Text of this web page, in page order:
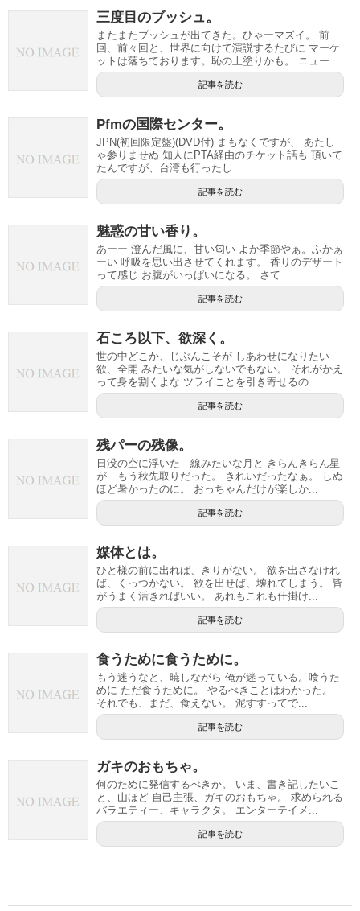
三度目のブッシュ。
またまたブッシュが出てきた。ひゃーマズイ。 前
回、前々回と、世界に向けて演説するたびに マーケ
ットは落ちております。恥の上塗りかも。 ニュー...
記事を読む
Pfmの国際センター。
JPN(初回限定盤)(DVD付) まもなくですが、 あたし
ゃ参りませぬ 知人にPTA経由のチケット話も 頂いて
たんですが、台湾も行ったし ...
記事を読む
魅惑の甘い香り。
あーー 澄んだ風に、甘い匂い よか季節やぁ。ふかぁ
ーい 呼吸を思い出させてくれます。 香りのデザート
って感じ お腹がいっぱいになる。 さて...
記事を読む
石ころ以下、欲深く。
世の中どこか、じぶんこそが しあわせになりたい
欲、全開 みたいな気がしないでもない。 それがかえ
って身を割くよな ツライことを引き寄せるの...
記事を読む
残パーの残像。
日没の空に浮いた 線みたいな月と きらんきらん星
が もう秋先取りだった。 きれいだったなぁ。 しぬ
ほど暑かったのに。 おっちゃんだけが楽しか...
記事を読む
媒体とは。
ひと様の前に出れば、きりがない。 欲を出さなけれ
ば、くっつかない。 欲を出せば、壊れてしまう。 皆
がうまく活きればいい。 あれもこれも仕掛け...
記事を読む
食うために食うために。
もう迷うなと、暁しながら 俺が迷っている。喰うた
めに ただ食うために。 やるべきことはわかった。
それでも、まだ、食えない。 泥すすってで...
記事を読む
ガキのおもちゃ。
何のために発信するべきか。 いま、書き記したいこ
と、山ほど 自己主張、ガキのおもちゃ。 求められる
バラエティー、キャラクタ。 エンターテイメ...
記事を読む